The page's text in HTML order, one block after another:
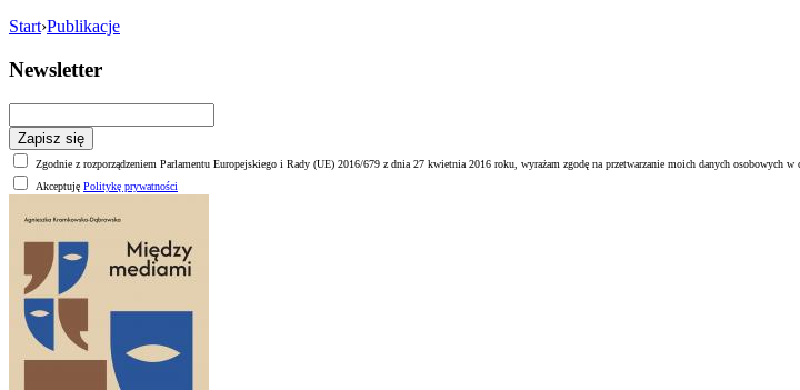
Start›Publikacje
Newsletter
Zgodnie z rozporządzeniem Parlamentu Europejskiego i Rady (UE) 2016/679 z dnia 27 kwietnia 2016 roku, wyrażam zgodę na przetwarzanie moich danych osobowych
Akceptuję Politykę prywatności